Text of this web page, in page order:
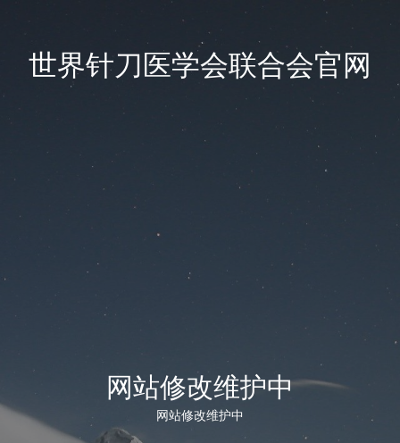
世界针刀医学会联合会官网
网站修改维护中
网站修改维护中